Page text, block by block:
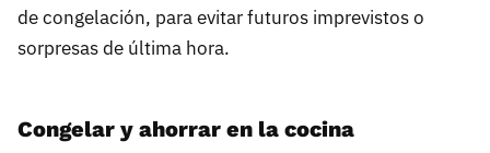
de congelación, para evitar futuros imprevistos o
sorpresas de última hora.
Congelar y ahorrar en la cocina